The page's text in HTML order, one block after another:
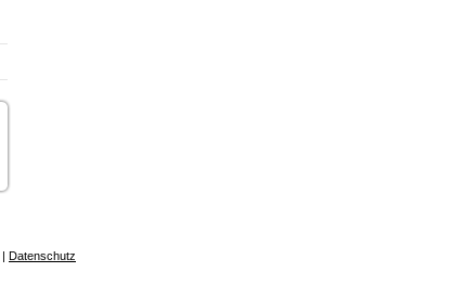
| Datenschutz